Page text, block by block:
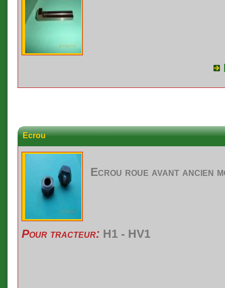
Ecrou
Ecrou roue avant ancien
Pour tracteur: H1 - HV1